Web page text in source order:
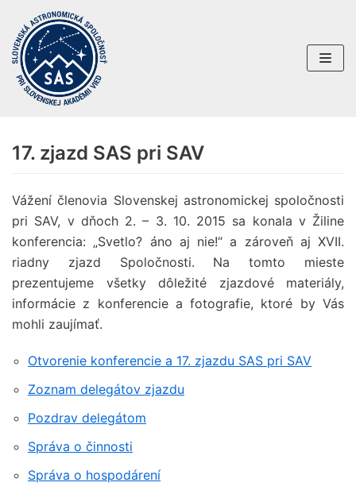
Preskočiť
na
obsah
17. zjazd SAS pri SAV
Vážení členovia Slovenskej astronomickej spoločnosti
pri SAV, v dňoch 2. – 3. 10. 2015 sa konala v Žiline
konferencia: „Svetlo? áno aj nie!“ a zároveň aj XVII.
riadny zjazd Spoločnosti. Na tomto mieste
prezentujeme všetky dôležité zjazdové materiály,
informácie z konferencie a fotografie, ktoré by Vás
mohli zaujímať.
Otvorenie konferencie a 17. zjazdu SAS pri SAV
Zoznam delegátov zjazdu
Pozdrav delegátom
Správa o činnosti
Správa o hospodárení